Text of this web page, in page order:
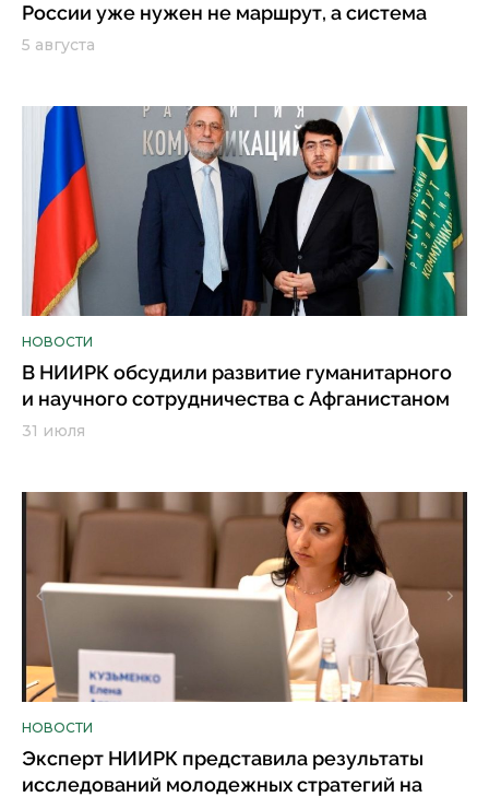
России уже нужен не маршрут, а система
5 августа
НОВОСТИ
В НИИРК обсудили развитие гуманитарного
и научного сотрудничества с Афганистаном
31 июля
НОВОСТИ
Эксперт НИИРК представила результаты
исследований молодежных стратегий на